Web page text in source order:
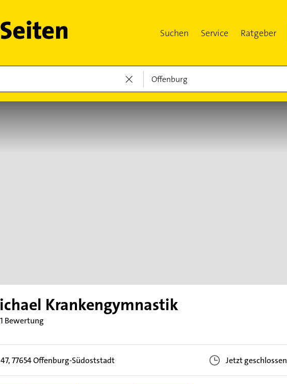
Suchen Service Ratgeber
Krankengymnastik
1 Bewertung
77654Offenburg-Südoststadt Jetzt geschlossen